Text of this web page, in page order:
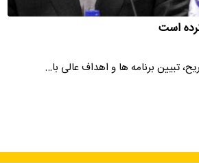
است
تبیین برنامه ها و اهداف عالی با…